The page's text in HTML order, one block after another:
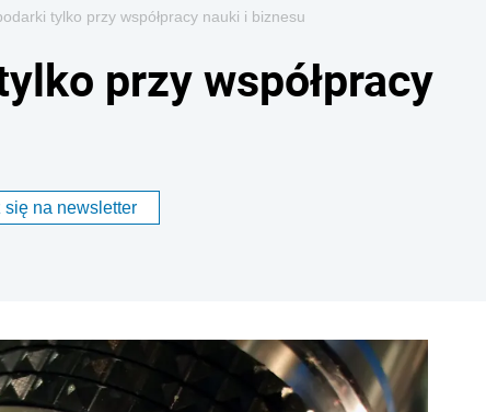
tylko przy współpracy nauki i biznesu
przy współpracy
się na newsletter